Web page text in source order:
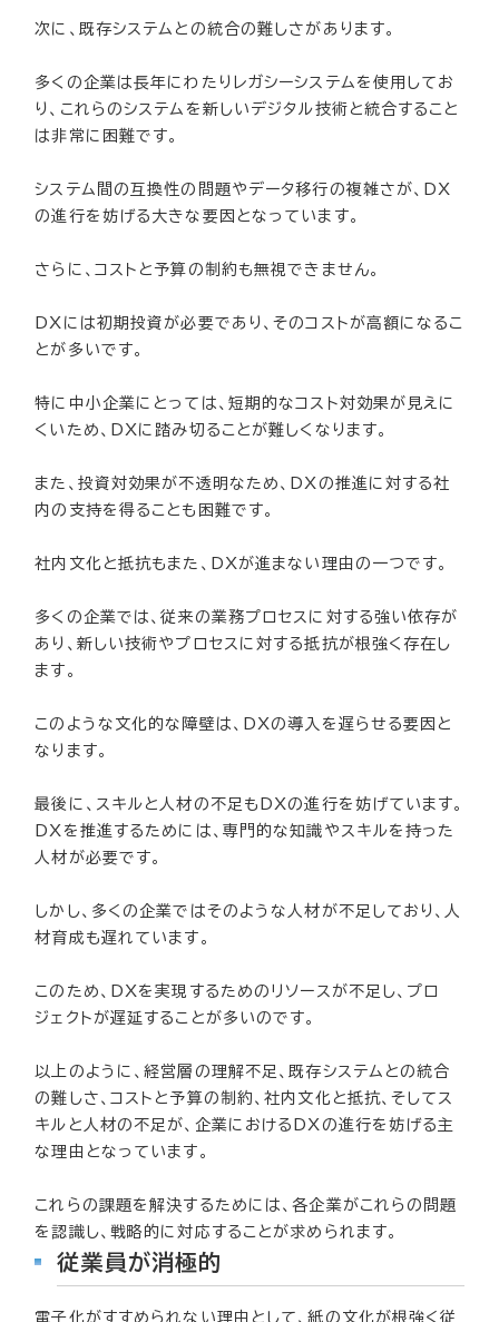
次に、既存システムとの統合の難しさがあります。
多くの企業は長年にわたりレガシーシステムを使用してお
り、これらのシステムを新しいデジタル技術と統合すること
は非常に困難です。
システム間の互換性の問題やデータ移行の複雑さが、DX
の進行を妨げる大きな要因となっています。
さらに、コストと予算の制約も無視できません。
DXには初期投資が必要であり、そのコストが高額になるこ
とが多いです。
特に中小企業にとっては、短期的なコスト対効果が見えに
くいため、DXに踏み切ることが難しくなります。
また、投資対効果が不透明なため、DXの推進に対する社
内の支持を得ることも困難です。
社内文化と抵抗もまた、DXが進まない理由の一つです。
多くの企業では、従来の業務プロセスに対する強い依存が
あり、新しい技術やプロセスに対する抵抗が根強く存在し
ます。
このような文化的な障壁は、DXの導入を遅らせる要因と
なります。
最後に、スキルと人材の不足もDXの進行を妨げています。
DXを推進するためには、専門的な知識やスキルを持った
人材が必要です。
しかし、多くの企業ではそのような人材が不足しており、人
材育成も遅れています。
このため、DXを実現するためのリソースが不足し、プロ
ジェクトが遅延することが多いのです。
以上のように、経営層の理解不足、既存システムとの統合
の難しさ、コストと予算の制約、社内文化と抵抗、そしてス
キルと人材の不足が、企業におけるDXの進行を妨げる主
な理由となっています。
これらの課題を解決するためには、各企業がこれらの問題
を認識し、戦略的に対応することが求められます。
従業員が消極的
電子化がすすめられない理由として、紙の文化が根強く従